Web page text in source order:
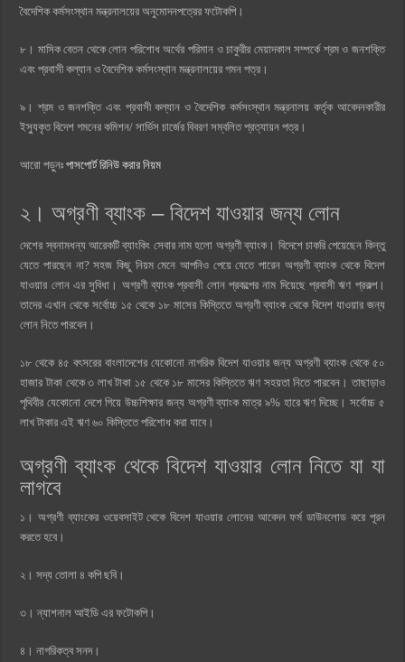
বৈদেশিক কর্মসংস্থান মন্ত্রনালয়ের অনুমোদনপত্রের ফটোকপি।
৮। মাসিক বেতন থেকে লোন পরিশোধ অর্থের পরিমান ও চাকুরীর মেয়াদকাল সম্পর্কে শ্রম ও জনশক্তি
এবং প্রবাসী কল্যান ও বৈদেশিক কর্মসংস্থান মন্ত্রনালয়ের গমন পত্র।
৯। শ্রম ও জনশক্তি এবং প্রবাসী কল্যান ও বৈদেশিক কর্মসংস্থান মন্ত্রনালয় কর্তৃক আবেদনকারীর
ইস্যুকৃত বিদেশ গমনের কমিশন/ সার্ভিস চার্জের বিবরণ সম্বলিত প্রত্যায়ন পত্র।
আরো পড়ুনঃপাসপোর্ট রিনিউ করার নিয়ম
২। অগ্রণী ব্যাংক – বিদেশ যাওয়ার জন্য লোন
দেশের স্বনামধন্য আরেকটি ব্যাংকিং সেবার নাম হলো অগ্রণী ব্যাংক। বিদেশে চাকরি পেয়েছেন কিন্তু
যেতে পারছেন না? সহজ কিছু নিয়ম মেনে আপনিও পেয়ে যেতে পারেন অগ্রণী ব্যাংক থেকে বিদেশ
যাওয়ার লোন এর সুবিধা। অগ্রণী ব্যাংক প্রবাসী লোন প্রকল্পের নাম দিয়েছে প্রবাসী ঋণ প্রকল্প।
তাদের এখান থেকে সর্বোচ্চ ১৫ থেকে ১৮ মাসের কিস্তিতে অগ্রণী ব্যাংক থেকে বিদেশ যাওয়ার জন্য
লোন নিতে পারবেন।
১৮ থেকে ৪৫ বৎসরের বাংলাদেশের যেকোনো নাগরিক বিদেশ যাওয়ার জন্য অগ্রণী ব্যাংক থেকে ৫০
হাজার টাকা থেকে ৩ লাখ টাকা ১৫ থেকে ১৮ মাসের কিস্তিতে ঋণ সহয়তা নিতে পারবেন। তাছাড়াও
পৃথিবীর যেকোনো দেশে গিয়ে উচ্চশিক্ষার জন্য অগ্রণী ব্যাংক মাত্র ৯% হারে ঋণ দিচ্ছে। সর্বোচ্চ ৫
লাখ টাকার এই ঋণ ৬০ কিস্তিতে পরিশোধ করা যাবে।
অগ্রণী ব্যাংক থেকে বিদেশ যাওয়ার লোন নিতে যা যা
লাগবে
১। অগ্রণী ব্যাংকের ওয়েবসাইট থেকে বিদেশ যাওয়ার লোনের আবেদন ফর্ম ডাউনলোড করে পূরন
করতে হবে।
২। সদ্য তোলা ৪ কপি ছবি।
৩। ন্যাশনাল আইডি এর ফটোকপি।
৪। নাগরিকত্ব সনদ।